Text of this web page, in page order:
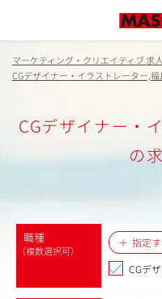
マーケティング・クリエイティブ 求
CGデザイナー・イラストレーター,
CGデザイナー・
の
職種
（複数選択可）
指定
CGデ